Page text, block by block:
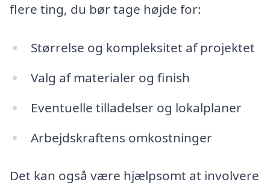
flere ting, du bør tage højde for:
Størrelse og kompleksitet af projektet
Valg af materialer og finish
Eventuelle tilladelser og lokalplaner
Arbejdskraftens omkostninger
Det kan også være hjælpsomt at involvere